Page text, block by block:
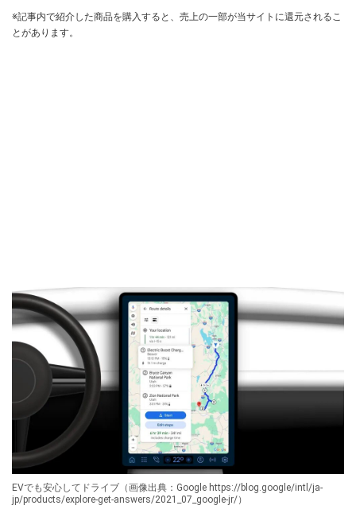
※記事内で紹介した商品を購入すると、売上の一部が当サイトに還元されるこ
とがあります。
EVでも安心してドライブ（画像出典：Google https://blog.google/intl/ja-
jp/products/explore-get-answers/2021_07_google-jr/）